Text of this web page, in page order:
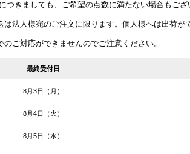
ンジ
手
ック
つきましても、ご希望の点数に満たない場合もご
は法人様宛のご注文に限ります。個人様へは出荷が
のご対応ができませんのでご注意ください。
最終受付日
8月3日（月）
8月4日（火）
8月5日（水）